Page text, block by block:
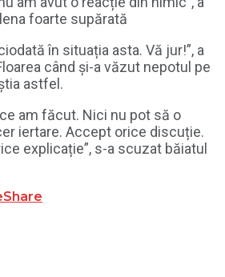
foarte supărată
în situația asta. Vă jur!”, a
când și-a văzut nepotul pe
astfel.
am făcut. Nici nu pot să o
iertare. Accept orice discuție.
explicație”, s-a scuzat băiatul
Share